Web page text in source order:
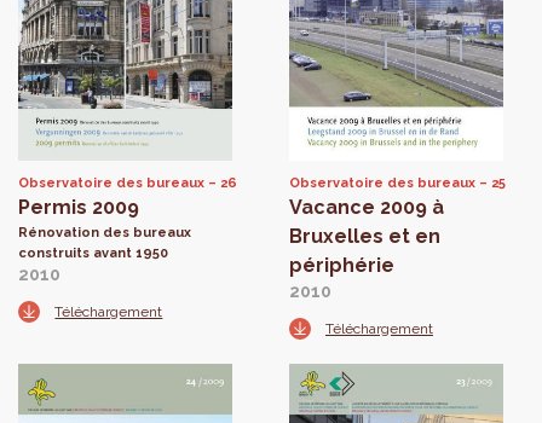
Observatoire des bureaux 26
Permis 2009
Rénovation des bureaux
construits avant 1950
2010
Téléchargement
Observatoire des bureaux 25
Vacance 2009 à
Bruxelles et en
périphérie
2010
Téléchargement